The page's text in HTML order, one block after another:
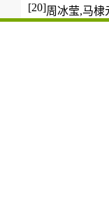
[20]周冰莹,马棣